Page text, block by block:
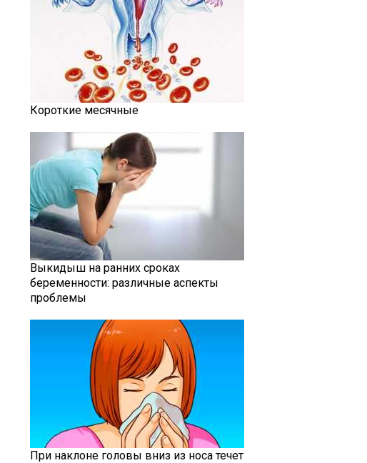
Короткие месячные
Выкидыш на ранних сроках
беременности: различные аспекты
проблемы
При наклоне головы вниз из носа течет